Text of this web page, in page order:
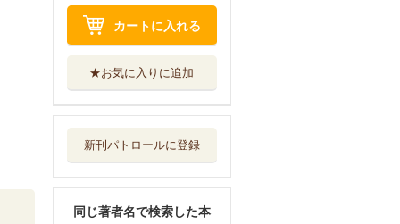
カートに入れる
★お気に入りに追加
新刊パトロールに登録
同じ著者名で検索した本
ドラマな恋は基本
から ６
ドラマな恋は基本
講談社
ドラマな恋は基本